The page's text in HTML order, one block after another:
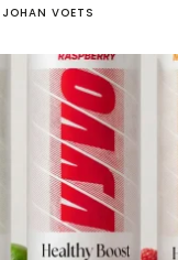
JOHAN VOETS